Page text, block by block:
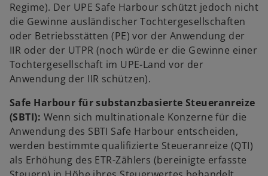
Regime). Der UPE Safe Harbour schützt jedoch nicht
die Gewinne ausländischer Tochtergesellschaften
oder Betriebsstätten (PE) vor der Anwendung der
IIR oder der UTPR (noch würde er die Gewinne einer
Tochtergesellschaft im UPE-Land vor der
Anwendung der IIR schützen).
Safe Harbour für substanzbasierte Steueranreize
(SBTI): Wenn sich multinationale Konzerne für die
Anwendung des SBTI Safe Harbour entscheiden,
werden bestimmte qualifizierte Steueranreize (QTI)
als Erhöhung des ETR-Zählers (bereinigte erfasste